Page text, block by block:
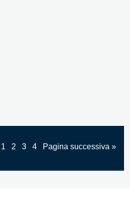
1 2 3 4 Pagina successiva »